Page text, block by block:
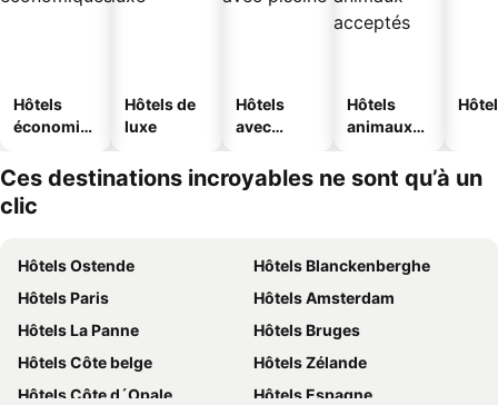
Hôtels
économiq
Hôtels de
luxe
Hôtels
avec
Hôtels
animaux
Ces destinations incroyables ne sont qu’à un
clic
Hôtels Ostende
Hôtels Blanckenberghe
Hôtels Paris
Hôtels Amsterdam
Hôtels La Panne
Hôtels Bruges
Hôtels Côte belge
Hôtels Zélande
Hôtels Côte d´Opale
Hôtels Espagne